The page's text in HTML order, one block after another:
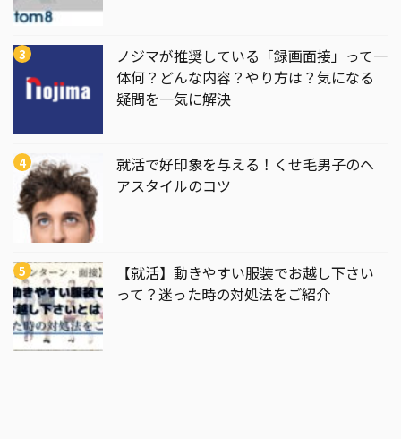
ノジマが推奨している「録画面接」って一
体何？どんな内容？やり方は？気になる
疑問を一気に解決
就活で好印象を与える！くせ毛男子のヘ
アスタイルのコツ
【就活】動きやすい服装でお越し下さい
って？迷った時の対処法をご紹介